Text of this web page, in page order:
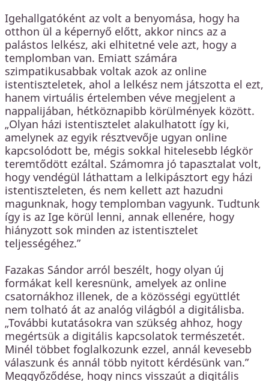
Igehallgatóként az volt a benyomása, hogy ha
otthon ül a képernyő előtt, akkor nincs az a
palástos lelkész, aki elhitetné vele azt, hogy a
templomban van. Emiatt számára
szimpatikusabbak voltak azok az online
istentiszteletek, ahol a lelkész nem játszotta el ezt,
hanem virtuális értelemben véve megjelent a
nappalijában, hétköznapibb körülmények között.
„Olyan házi istentisztelet alakulhatott így ki,
amelynek az egyik résztvevője ugyan online
kapcsolódott be, mégis sokkal hitelesebb légkör
teremtődött ezáltal. Számomra jó tapasztalat volt,
hogy vendégül láthattam a lelkipásztort egy házi
istentiszteleten, és nem kellett azt hazudni
magunknak, hogy templomban vagyunk. Tudtunk
így is az Ige körül lenni, annak ellenére, hogy
hiányzott sok minden az istentisztelet
teljességéhez.”
Fazakas Sándor arról beszélt, hogy olyan új
formákat kell keresnünk, amelyek az online
csatornákhoz illenek, de a közösségi együttlét
nem tolható át az analóg világból a digitálisba.
„További kutatásokra van szükség ahhoz, hogy
megértsük a digitális kapcsolatok természetét.
Minél többet foglalkozunk ezzel, annál kevesebb
válaszunk és annál több nyitott kérdésünk van.”
Meggyőződése, hogy nincs visszaút a digitális